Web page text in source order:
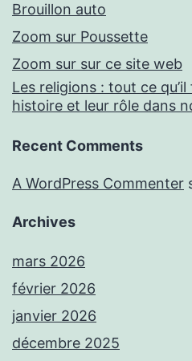
Brouillon auto
Zoom sur Poussette
Zoom sur sur ce site web
Les religions : tout ce
histoire et leur rôle dans
Recent Comments
A WordPress Commenter
Archives
mars 2026
février 2026
janvier 2026
décembre 2025